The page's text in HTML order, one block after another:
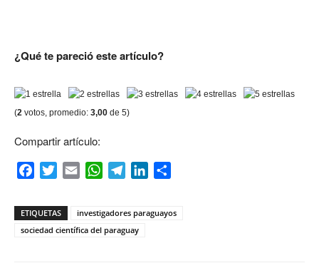
¿Qué te parecióeste artículo?
(2 votos, promedio: 3,00 de 5)
Compartir artículo:
FacebookTwitterEmail WhatsAppTelegramLinkedIn
ETIQUETAS
investigadores paraguayos
sociedad científica del paraguay